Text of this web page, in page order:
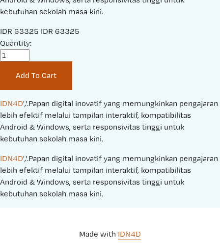
kebutuhan sekolah masa kini.
S
a
r
i
c
e
:
IDR 63325 O
i
n
a
l
P
r
c
e
:
IDR 63325
Quantity:
Add To Cart
IDN4D','.Papan digital inovatif yang memungkinkan pengajaran
lebih efektif melalui tampilan interaktif, kompatibilitas
Android & Windows, serta responsivitas tinggi untuk
kebutuhan sekolah masa kini.
IDN4D','.Papan digital inovatif yang memungkinkan pengajaran
lebih efektif melalui tampilan interaktif, kompatibilitas
Android & Windows, serta responsivitas tinggi untuk
kebutuhan sekolah masa kini.
Made with IDN4D